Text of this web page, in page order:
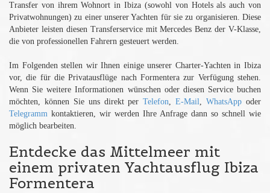
Transfer von ihrem Wohnort in Ibiza (sowohl von Hotels als auch von
Privatwohnungen) zu einer unserer Yachten für sie zu organisieren. Diese
Anbieter leisten diesen Transferservice mit Mercedes Benz der V-Klasse,
die von professionellen Fahrern gesteuert werden.
Im Folgenden stellen wir Ihnen einige unserer Charter-Yachten in Ibiza
vor, die für die Privatausflüge nach Formentera zur Verfügung stehen.
Wenn Sie weitere Informationen wünschen oder diesen Service buchen
möchten, können Sie uns direkt perTelefon,E-Mail,WhatsApp oder
Telegramm kontaktieren, wir werden Ihre Anfrage dann so schnell wie
möglich bearbeiten.
Entdecke das Mittelmeer mit
einem privaten Yachtausflug Ibiza
Formentera